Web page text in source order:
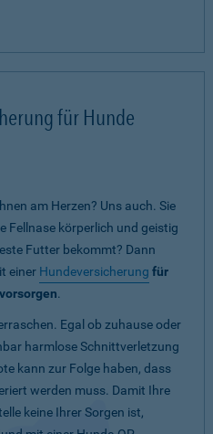
für Hunde
am Herzen? Uns auch. Sie
Fellnase körperlich und geistig
Futter bekommt? Dann
einer Hundeversicherung für
.
Egal ob zuhause oder
harmlose Schnittverletzung
kann zur Folge haben, dass
werden muss. Damit Ihre
keine Ihrer Sorgen ist,